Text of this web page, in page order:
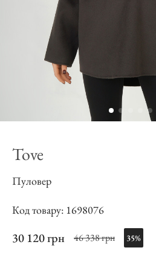
Tove
Пуловер
Код товару: 1698076
30 120 грн 46 338 грн 35%